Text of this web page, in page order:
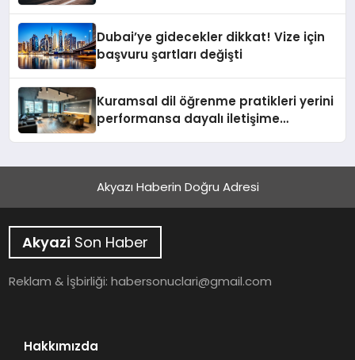
Dubai’ye gidecekler dikkat! Vize için
başvuru şartları değişti
Kuramsal dil öğrenme pratikleri yerini
performansa dayalı iletişime
Akyazı Haberin Doğru Adresi
Akyazi Son Haber
Reklam & İşbirliği:habersonuclari@gmail.com
Hakkımızda